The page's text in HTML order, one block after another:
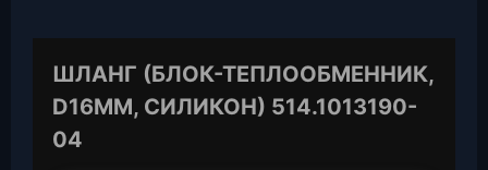
ШЛАНГ (БЛОК-ТЕПЛООБМЕННИК,
D16ММ, СИЛИКОН) 514.1013190-
04